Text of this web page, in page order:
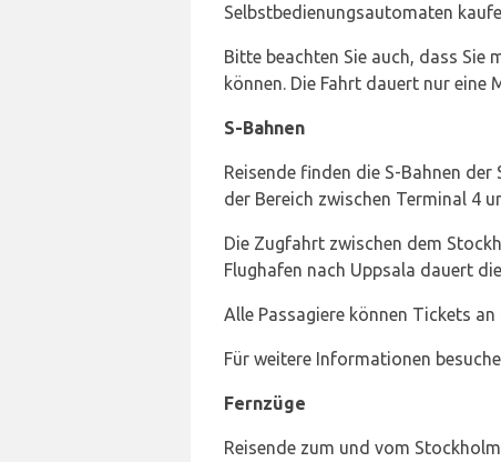
Selbstbedienungsautomaten
Bitte beachten Sie auch, dass Sie
können. Die Fahrt dauert nur eine
S-Bahnen
Reisende finden die S-Bahnen
der Bereich zwischen Terminal 4
Die Zugfahrt zwischen dem
Flughafen nach Uppsala dauert
Alle Passagiere können Tickets
Für weitere Informationen
Fernzüge
Reisende zum und vom